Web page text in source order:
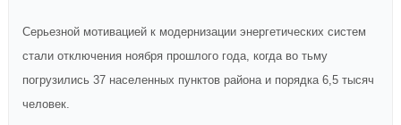
Серьезной мотивацией к модернизации энергетических систем
стали отключения ноября прошлого года, когда во тьму
погрузились 37 населенных пунктов района и порядка 6,5 тысяч
человек.